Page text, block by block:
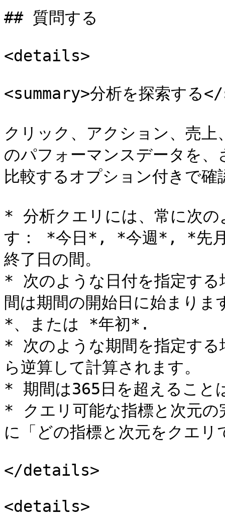
## 質問する
<details>
<summary>分析を探索する
クリック、アクション、売
のパフォーマンスデータを
比較するオプション付きで確
* 分析クエリには、常に次の
す： *今日*, *今週*, *先月
終了日の間。
* 次のような日付を指定す
間は期間の開始日に始まり
*、または *年初*.
* 次のような期間を指定す
ら逆算して計算されます。
* 期間は365日を超えること
* クエリ可能な指標と次元の
に「どの指標と次元をクエ
</details>
<details>